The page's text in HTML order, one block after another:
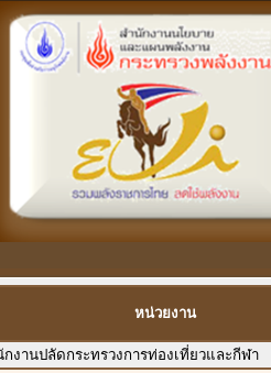
หน่วยงาน
กงานปลัดกระทรวงการท่องเที่ยวและกีฬา